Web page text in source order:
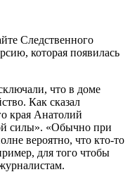
Следственного
которая появилась
что в доме
Как сказал
края Анатолий
силы». «Обычно при
вероятно, что кто-то
для того чтобы